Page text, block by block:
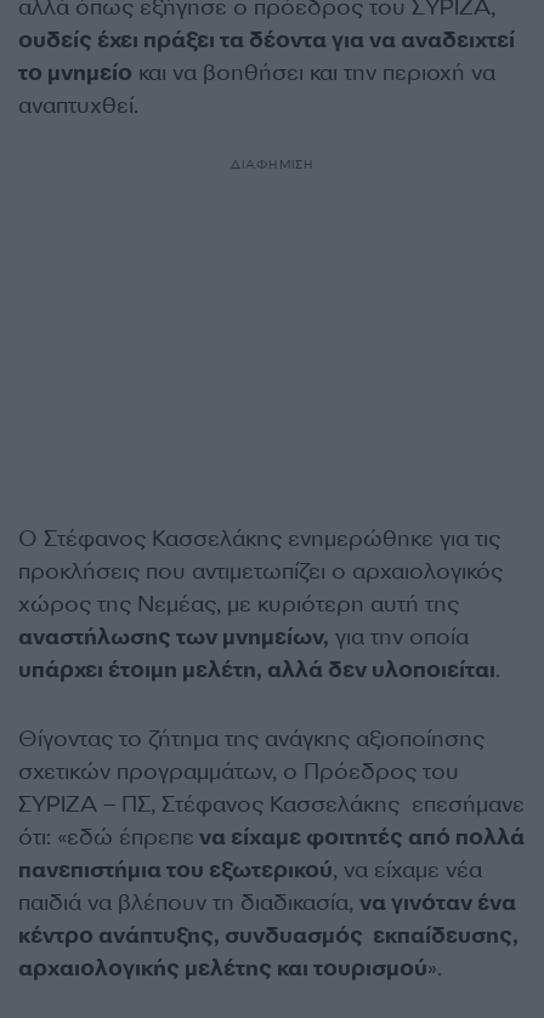
αλλά όπως εξήγησε ο πρόεδρος του ΣΥΡΙΖΑ,
ουδείς έχει πράξει τα δέοντα για να αναδειχτεί
το μνημείο και να βοηθήσει και την περιοχή να
αναπτυχθεί.
ΔΙΑΦΗΜΙΣΗ
Ο Στέφανος Κασσελάκης ενημερώθηκε για τις
προκλήσεις που αντιμετωπίζει ο αρχαιολογικός
χώρος της Νεμέας, με κυριότερη αυτή της
αναστήλωσης των μνημείων, για την οποία
υπάρχει έτοιμη μελέτη, αλλά δεν υλοποιείται.
Θίγοντας το ζήτημα της ανάγκης αξιοποίησης
σχετικών προγραμμάτων, ο Πρόεδρος του
ΣΥΡΙΖΑ – ΠΣ, Στέφανος Κασσελάκης επεσήμανε
ότι: «εδώ έπρεπε να είχαμε φοιτητές από πολλά
πανεπιστήμια του εξωτερικού, να είχαμε νέα
παιδιά να βλέπουν τη διαδικασία, να γινόταν ένα
κέντρο ανάπτυξης, συνδυασμός εκπαίδευσης,
αρχαιολογικής μελέτης και τουρισμού».